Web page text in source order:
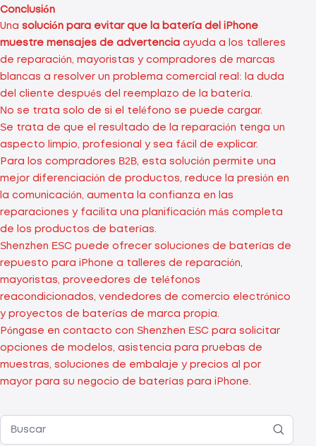
Conclusión
Una solución para evitar que la batería del iPhone
muestre mensajes de advertencia ayuda a los talleres
de reparación, mayoristas y compradores de marcas
blancas a resolver un problema comercial real: la duda
del cliente después del reemplazo de la batería.
No se trata solo de si el teléfono se puede cargar.
Se trata de que el resultado de la reparación tenga un
aspecto limpio, profesional y sea fácil de explicar.
Para los compradores B2B, esta solución permite una
mejor diferenciación de productos, reduce la presión en
la comunicación, aumenta la confianza en las
reparaciones y facilita una planificación más completa
de los productos de baterías.
Shenzhen ESC puede ofrecer soluciones de baterías de
repuesto para iPhone a talleres de reparación,
mayoristas, proveedores de teléfonos
reacondicionados, vendedores de comercio electrónico
y proyectos de baterías de marca propia.
Póngase en contacto con Shenzhen ESC para solicitar
opciones de modelos, asistencia para pruebas de
muestras, soluciones de embalaje y precios al por
mayor para su negocio de baterías para iPhone.